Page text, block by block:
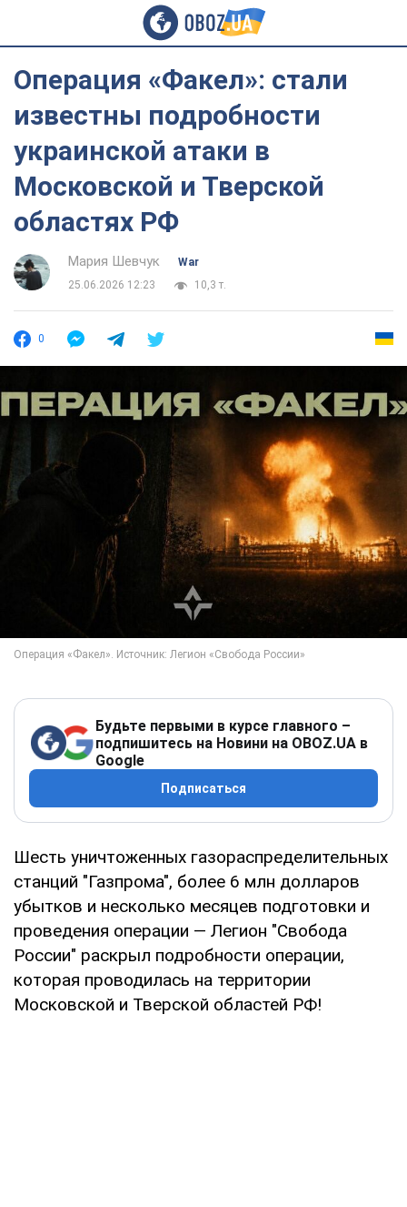
Операция «Факел»: стали
известны подробности
украинской атаки в
Московской и Тверской
областях РФ
Мария Шевчук
War
25.06.2026 12:23
10,3 т.
0
Будьте первыми в курсе главного –
подпишитесь на Новини на OBOZ.UA в
Google
Подписаться
Шесть уничтоженных газораспределительных
станций "Газпрома", более 6 млн долларов
убытков и несколько месяцев подготовки и
проведения операции — Легион "Свобода
России" раскрыл подробности операции,
которая проводилась на территории
Московской и Тверской областей РФ!